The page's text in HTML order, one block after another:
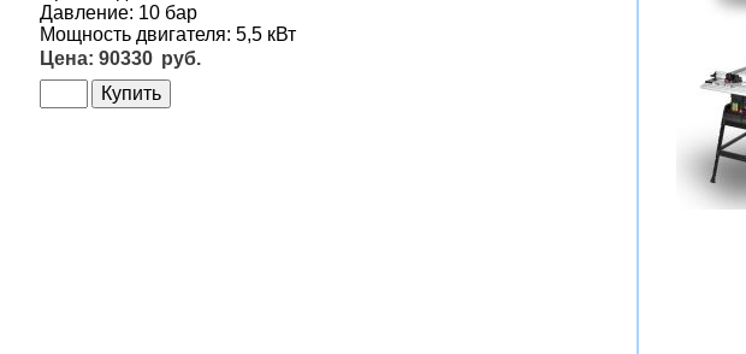
Давление: 10 бар
Мощность двигателя: 5,5 кВт
90330